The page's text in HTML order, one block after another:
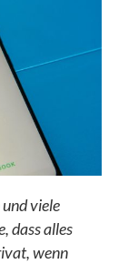
viele
dass alles
wenn